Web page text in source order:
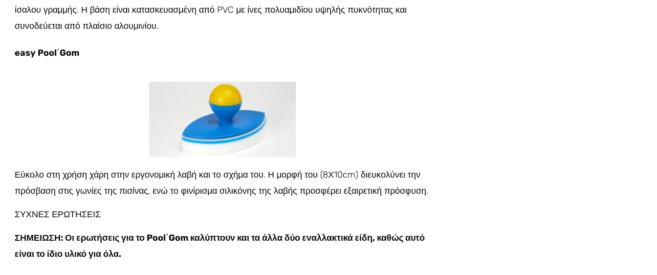
ίσαλου γραμμής. Η βάση είναι κατασκευασμένη από PVC με ίνες πολυαμιδίου υψηλής πυκνότητας και
συνοδεύεται από πλαίσιο αλουμινίου.
easy Pool΄Gom
Εύκολο στη χρήση χάρη στην εργονομική λαβή και το σχήμα του. Η μορφή του (8Χ10cm) διευκολύνει την
πρόσβαση στις γωνίες της πισίνας, ενώ το φινίρισμα σιλικόνης της λαβής προσφέρει εξαιρετική πρόσφυση.
ΣΥΧΝΕΣ ΕΡΩΤΗΣΕΙΣ
ΣΗΜΕΙΩΣΗ: Οι ερωτήσεις για το Pool΄Gom καλύπτουν και τα άλλα δύο εναλλακτικά είδη, καθώς αυτό
είναι το ίδιο υλικό για όλα.